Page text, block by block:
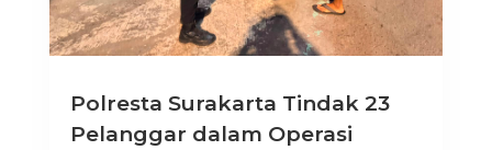
Polresta Surakarta Tindak 23
Pelanggar dalam Operasi